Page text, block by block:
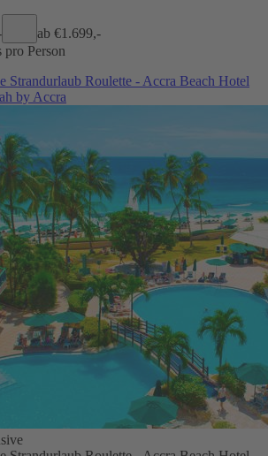
ab €1.699,-
pro Person
Strandurlaub Roulette - Accra Beach Hotel
by Accra